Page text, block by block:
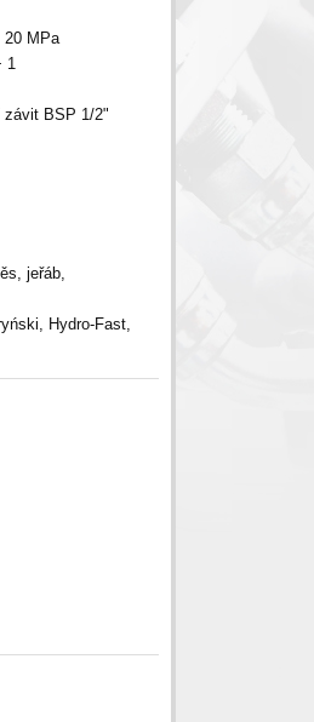
20 MPa
1
závit BSP 1/2"
jeřáb,
Hydro-Fast,